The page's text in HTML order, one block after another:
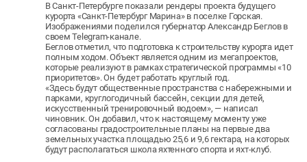
В Санкт-Петербурге показали рендеры проекта будущего
курорта «Санкт-Петербург Марина» в поселке Горская.
Изображениями поделился губернатор Александр Беглов в
своем Telegram-канале.
Беглов отметил, что подготовка к строительству курорта идет
полным ходом. Объект является одним из мегапроектов,
которые реализуют в рамках стратегической программы «10
приоритетов». Он будет работать круглый год.
«Здесь будут общественные пространства с набережными и
парками, круглогодичный бассейн, секции для детей,
искусственный тренировочный водоем», — написал
чиновник. Он добавил, что к настоящему моменту уже
согласованы градостроительные планы на первые два
земельных участка площадью 25,6 и 9,6 гектара, на которых
будут располагаться школа яхтенного спорта и яхт-клуб.